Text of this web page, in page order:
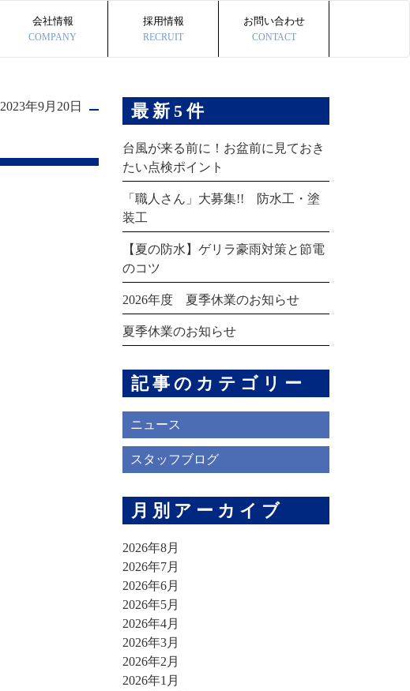
会社情報
COMPANY
採用情報
RECRUIT
お問い合わせ
CONTACT
2023年9月20日 最新5件
台風が来る前に！お盆前に見ておき
たい点検ポイント
「職人さん」大募集!! 防水工・塗
装工
【夏の防水】ゲリラ豪雨対策と節電
のコツ
2026年度 夏季休業のお知らせ
夏季休業のお知らせ
記事のカテゴリー
ニュース
スタッフブログ
月別アーカイブ
2026年8月
2026年7月
2026年6月
2026年5月
2026年4月
2026年3月
2026年2月
2026年1月